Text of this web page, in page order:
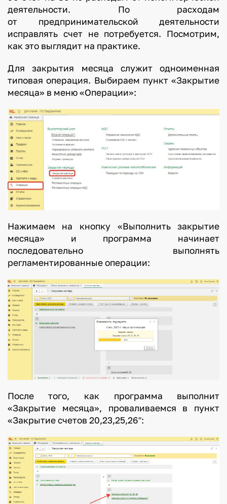
деятельности. По расходам
от предпринимательской деятельности
исправлять счет не потребуется. Посмотрим,
как это выглядит на практике.
Для закрытия месяца служит одноименная
типовая операция. Выбираем пункт «Закрытие
месяца» в меню «Операции»:
Нажимаем на кнопку «Выполнить закрытие
месяца» и программа начинает
последовательно выполнять
регламентированные операции:
После того, как программа выполнит
«Закрытие месяца», проваливаемся в пункт
«Закрытие счетов 20,23,25,26″: